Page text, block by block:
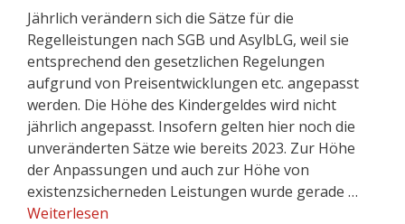
Jährlich verändern sich die Sätze für die
Regelleistungen nach SGB und AsylbLG, weil sie
entsprechend den gesetzlichen Regelungen
aufgrund von Preisentwicklungen etc. angepasst
werden. Die Höhe des Kindergeldes wird nicht
jährlich angepasst. Insofern gelten hier noch die
unveränderten Sätze wie bereits 2023. Zur Höhe
der Anpassungen und auch zur Höhe von
existenzsicherneden Leistungen wurde gerade …
Weiterlesen